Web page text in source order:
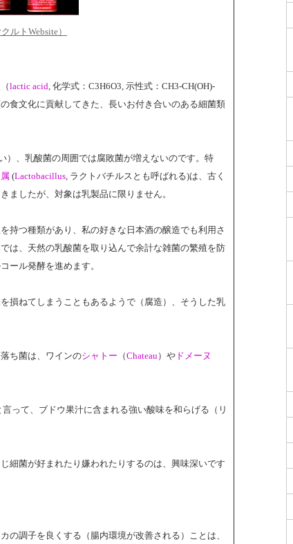
ルトWebsite）
（lactic acid, 化学式：C3H6O3, 示性式：CH3-CH(OH)-
食文化に貢献してきた、長いお付き合いのある細菌類
）、乳酸菌の周囲では腐敗菌が増えないのです。特
(Lactobacillus, ラクトバチルスとも呼ばれる)は、古く
ましたが、対象は乳製品に限りません。
持つ種類があり、私の好きな日本酒の醸造でも利用さ
は、天然の乳酸菌を取り込んで余計な雑菌の繁殖を防
ール発酵を進めます。
損ねてしまうこともあるようで（腐造）、そうした乳
ち菌は、ワインのシャトー （Chateau）や ドメーヌ
言って、ブドウ果汁に含まれる強い酸味を和らげる（リ
細菌が好まれたり嫌われたりするのは、興味深いです
の調子を良くする（腸内環境が改善される）ことは、